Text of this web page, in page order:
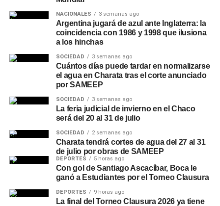
NACIONALES 3 semanas ago
Argentina jugará de azul ante Inglaterra: la
coincidencia con 1986 y 1998 que ilusiona
a los hinchas
SOCIEDAD 3 semanas ago
Cuántos días puede tardar en normalizarse
el agua en Charata tras el corte anunciado
por SAMEEP
SOCIEDAD 3 semanas ago
La feria judicial de invierno en el Chaco
será del 20 al 31 de julio
SOCIEDAD 2 semanas ago
Charata tendrá cortes de agua del 27 al 31
de julio por obras de SAMEEP
DEPORTES 5 horas ago
Con gol de Santiago Ascacíbar, Boca le
ganó a Estudiantes por el Torneo Clausura
DEPORTES 9 horas ago
La final del Torneo Clausura 2026 ya tiene